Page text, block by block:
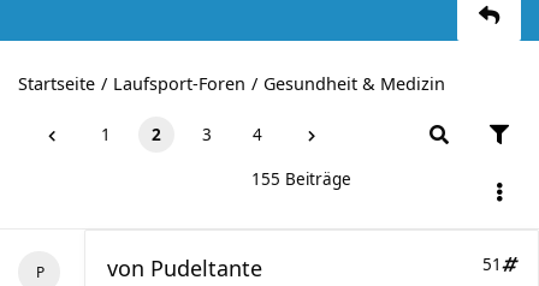
Startseite Laufsport-Foren Gesundheit & Medizin
1 2 3 4
155 Beiträge
51
von Pudeltante